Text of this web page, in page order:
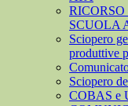
SCUOLA
Sciopero
produttive
Sciopero
COBAS e